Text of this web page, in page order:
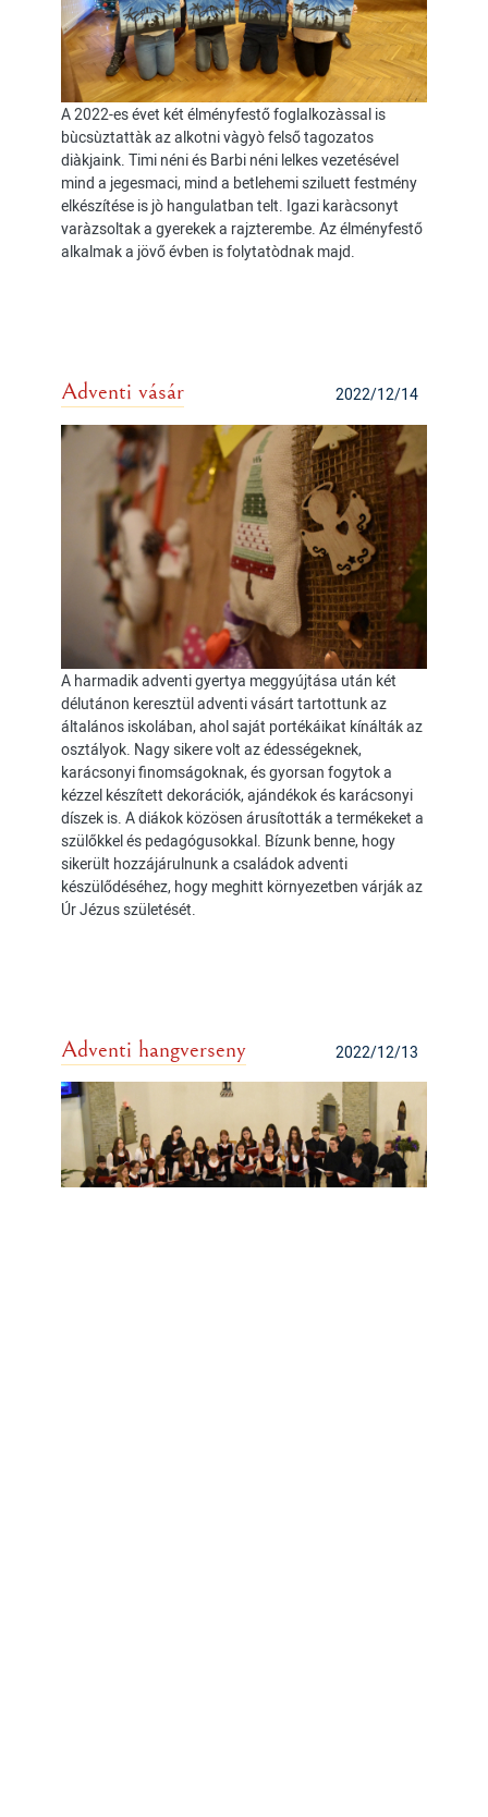
A 2022-es évet két élményfestő foglalkozàssal is
bùcsùztattàk az alkotni vàgyò felső tagozatos
diàkjaink. Timi néni és Barbi néni lelkes vezetésével
mind a jegesmaci, mind a betlehemi sziluett festmény
elkészítése is jò hangulatban telt. Igazi karàcsonyt
varàzsoltak a gyerekek a rajzterembe. Az élményfestő
alkalmak a jövő évben is folytatòdnak majd.
2022/12/14
Adventi vásár
A harmadik adventi gyertya meggyújtása után két
délutánon keresztül adventi vásárt tartottunk az
általános iskolában, ahol saját portékáikat kínálták az
osztályok. Nagy sikere volt az édességeknek,
karácsonyi finomságoknak, és gyorsan fogytok a
kézzel készített dekorációk, ajándékok és karácsonyi
díszek is. A diákok közösen árusították a termékeket a
szülőkkel és pedagógusokkal. Bízunk benne, hogy
sikerült hozzájárulnunk a családok adventi
készülődéséhez, hogy meghitt környezetben várják az
Úr Jézus születését.
2022/12/13
Adventi hangverseny